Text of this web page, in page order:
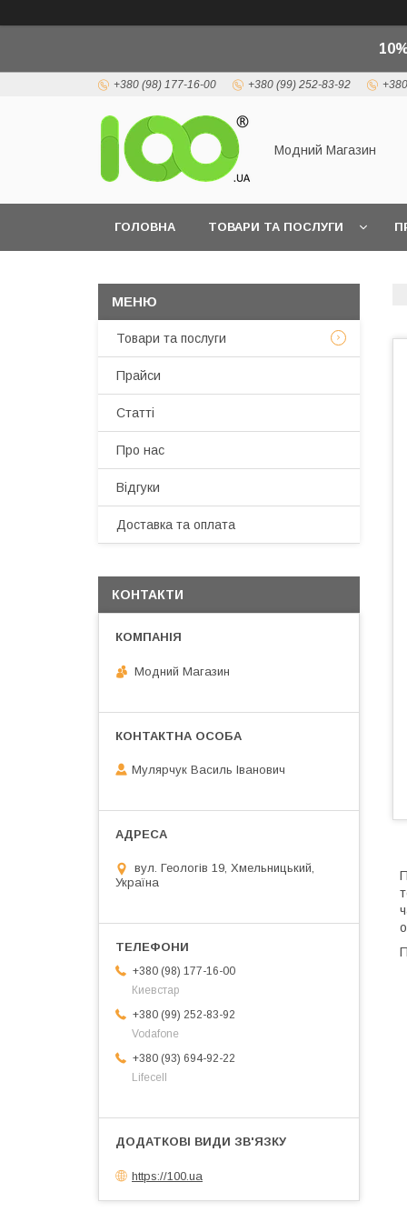
+380 (98) 177-16-00 +380 (99) 252-83-92
Модний Магазин
ГОЛОВНА ТОВАРИ ТА ПОСЛУГИ
Товари та послуги
Прайси
Статті
Про нас
Відгуки
Доставка та оплата
КОНТАКТИ
Модний Магазин
Мулярчук Василь Іванович
вул. Геологів 19, Хмельницький,
Україна
+380 (98) 177-16-00
Киевстар
+380 (99) 252-83-92
Vodafone
+380 (93) 694-92-22
Lifecell
https://100.ua